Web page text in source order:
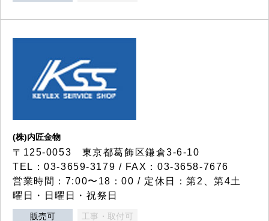
(株)内匠金物
〒125-0053 東京都葛飾区鎌倉3-6-10
TEL：03-3659-3179 / FAX：03-3658-7676
営業時間：7:00〜18：00 / 定休日：第2、第4土
曜日・日曜日・祝祭日
販売可 工事・取付可